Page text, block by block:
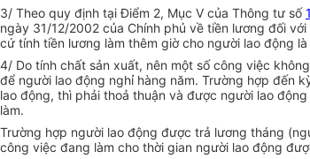
3/ Theo quy định tại Điểm 2, Mục V của Thông tư số
ngày 31/12/2002 của Chính phủ về tiền lương đối
cứ tính tiền lương làm thêm giờ cho người lao động
4/ Do tính chất sản xuất, nên một số công việc
để người lao động nghỉ hàng năm. Trường hợp đến
lao động, thì phải thoả thuận và được người lao
làm.
Trường hợp người lao động được trả lương tháng
công việc đang làm cho thời gian người lao động